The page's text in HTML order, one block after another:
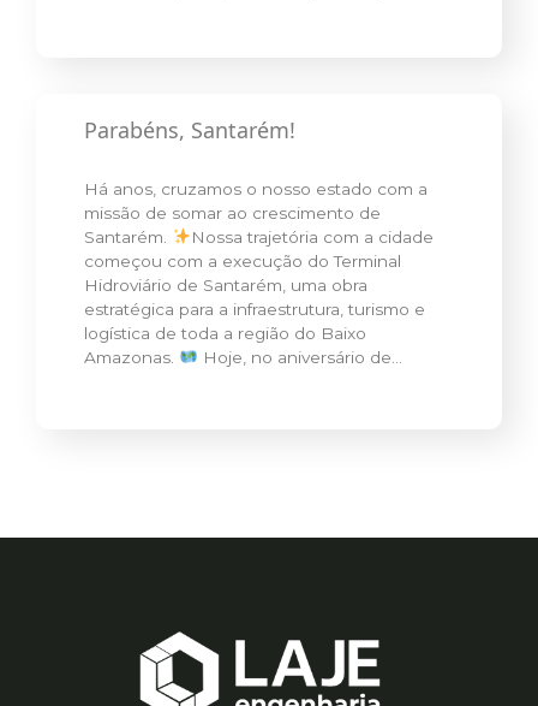
Parabéns, Santarém!
Há anos, cruzamos o nosso estado com a
missão de somar ao crescimento de
Santarém.
Nossa trajetória com a cidade
começou com a execução do Terminal
Hidroviário de Santarém, uma obra
estratégica para a infraestrutura, turismo e
logística de toda a região do Baixo
Amazonas.
Hoje, no aniversário de…